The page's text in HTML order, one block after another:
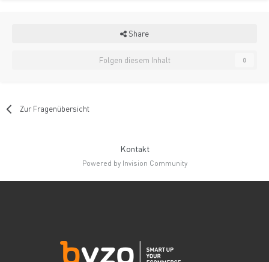
Share
Folgen diesem Inhalt 0
Zur Fragenübersicht
Kontakt
Powered by Invision Community